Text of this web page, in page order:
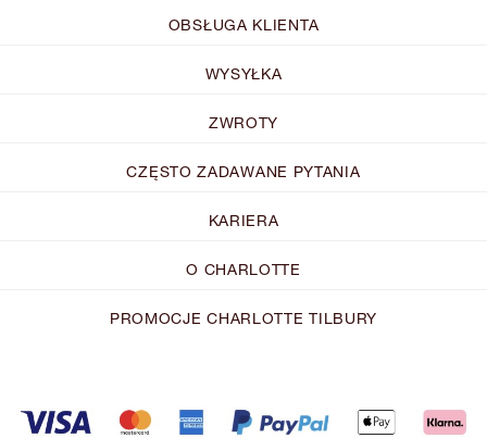
OBSŁUGA KLIENTA
WYSYŁKA
ZWROTY
CZĘSTO ZADAWANE PYTANIA
KARIERA
O CHARLOTTE
PROMOCJE CHARLOTTE TILBURY